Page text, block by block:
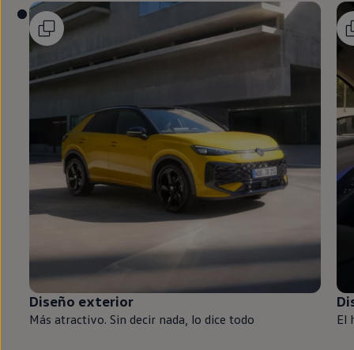
Diseño exterior
Más atractivo. Sin decir nada, lo dice todo El